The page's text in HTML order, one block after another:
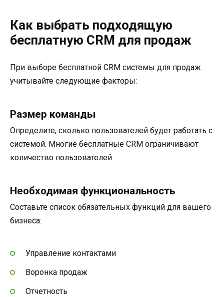
Как выбрать подходящую
бесплатную CRM для продаж
При выборе бесплатной CRM системы для продаж
учитывайте следующие факторы:
Размер команды
Определите, сколько пользователей будет работать с
системой. Многие бесплатные CRM ограничивают
количество пользователей.
Необходимая функциональность
Составьте список обязательных функций для вашего
бизнеса:
Управление контактами
Воронка продаж
Отчетность